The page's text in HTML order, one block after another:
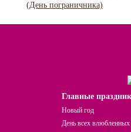
(День пограничника)
Главные
Новый год
День всех влюбленных